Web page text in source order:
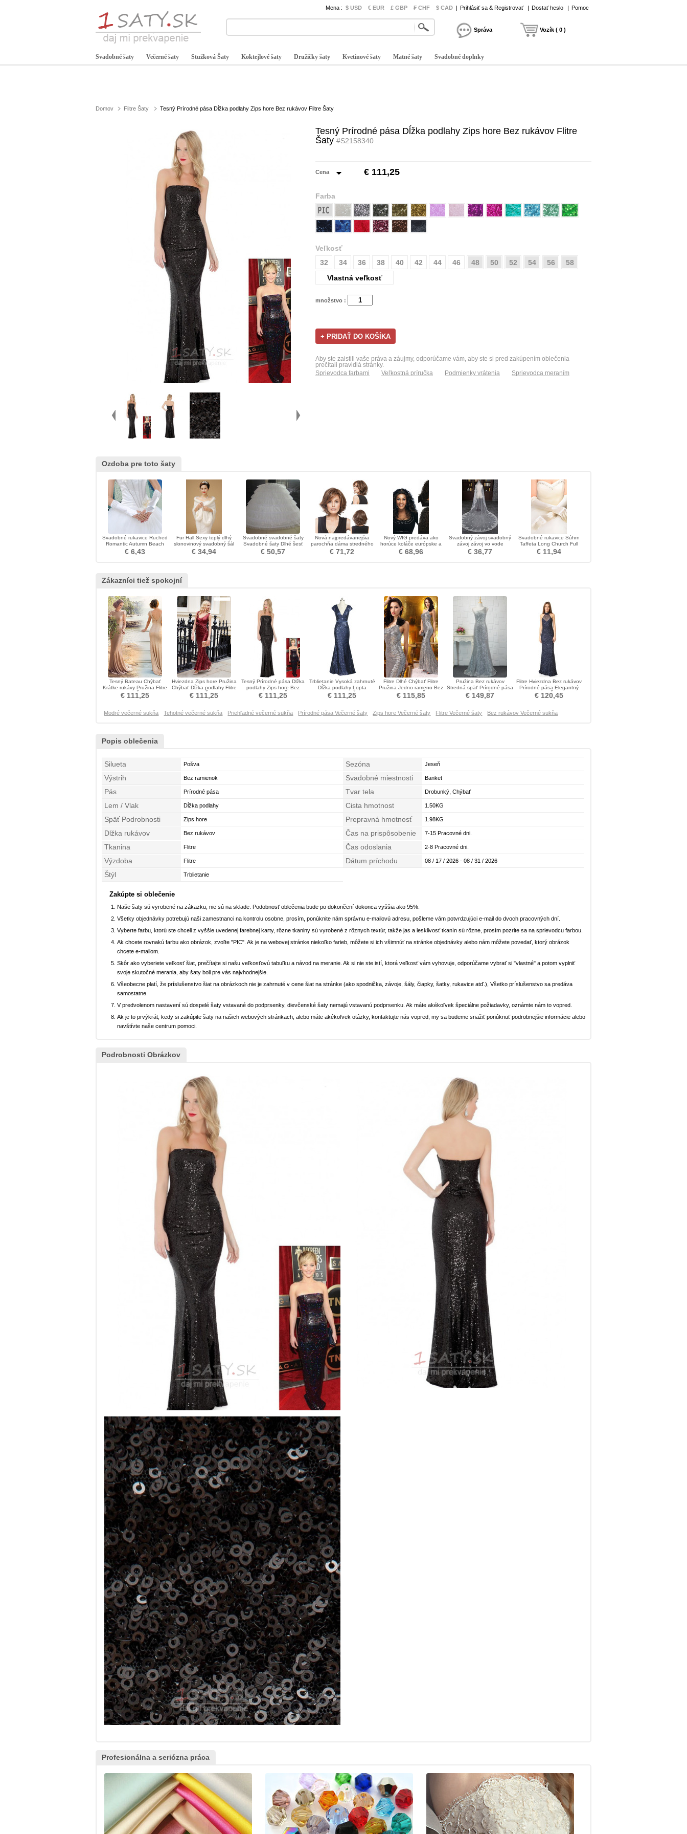
Mena : $ USD € EUR £ GBP ₣ CHF $ CAD | Prihlásiť sa & Registrovať | Dostať heslo | Pomoc
Správa Vozík ( 0 )
Svadobné šaty Večerné šaty Stužková Šaty Koktejlové šaty Družičky šaty Kvetinové šaty Matné šaty Svadobné doplnky
Domov Flitre Šaty Tesný Prírodné pása Dĺžka podlahy Zips hore Bez rukávov Flitre Šaty
Tesný Prírodné pása Dĺžka podlahy Zips hore Bez rukávov Flitre
Šaty #S2158340
Cena € 111,25
Farba
Veľkosť
32
34 36 38 40 42 44 46 48 50 52 54 56
58
Vlastná veľkosť
množstvo :
Aby ste zaistili vaše práva a záujmy, odporúčame vám, aby ste si pred zakúpením oblečenia
prečítali pravidlá stránky.
Sprievodca farbami
Veľkostná príručka Podmienky vrátenia Sprievodca meraním
Ozdoba pre toto šaty
Svadobné rukavice Ruched
Romantic Autumn Beach
Taffeta
€ 6,43
Fur Hall Sexy teplý dlhý
slonovinový svadobný šál
€ 34,94
Svadobné svadobné šaty
Svadobné šaty Dlhé šesť
ráfikov Vintage Elastický
pás
€ 50,57
Nová najpredávanejšia
parochňa dáma stredného
veku s krátkym objemom
chemických vlákien AD
€ 71,72
Nový WIG predáva ako
horúce koláče európske a
americké módne dáma WIG
vlasy
€ 68,96
Svadobný závoj svadobný
závoj závoj vo vode
rozpustný čipkovaný závoj
€ 36,77
Svadobné rukavice Súhrn
Taffeta Long Church Full
Finger Spring
€ 11,94
Zákazníci tiež spokojní
Tesný Bateau Chýbať
Krátke rukávy Pružina Flitre
Flitre Šaty
€ 111,25
Hviezdna Zips hore Pružina
Chýbať Dĺžka podlahy Flitre
Flitre Šaty
€ 111,25
Tesný Prírodné pása Dĺžka
podlahy Zips hore Bez
rukávov Flitre Šaty
€ 111,25
Trblietanie Vysoká zahrnuté
Dĺžka podlahy Lopta
Pružina Flitre Šaty
€ 111,25
Flitre Dlhé Chýbať Flitre
Pružina Jedno rameno Bez
rukávov Flitre Šaty
€ 115,85
Pružina Bez rukávov
Stredná späť Prírodné pása
Flitre Flitre Šaty
€ 149,87
Flitre Hviezdna Bez rukávov
Prírodné pása Elegantný
Flitre Šaty
€ 120,45
Modré večerné sukňa Tehotné večerné sukňa Priehľadné večerné sukňa Prírodné pása Večerné šaty Zips hore Večerné šaty Flitre Večerné šaty Bez rukávov Večerné sukňa
Popis oblečenia
Silueta Pošva Sezóna Jeseň
Výstrih Bez ramienok Svadobné miestnosti Banket
Pás Prírodné pása Tvar tela Drobunký, Chýbať
Lem / Vlak Dĺžka podlahy Cista hmotnost 1.50KG
Späť Podrobnosti Zips hore Prepravná hmotnosť 1.98KG
Dlžka rukávov Bez rukávov Čas na prispôsobenie 7-15 Pracovné dni.
Tkanina Flitre Čas odoslania 2-8 Pracovné dni.
Výzdoba Flitre Dátum príchodu 08 / 17 / 2026 - 08 / 31 / 2026
Štýl Trblietanie
Zakúpte si oblečenie
Naše šaty sú vyrobené na zákazku, nie sú na sklade. Podobnosť oblečenia bude po dokončení dokonca vyššia ako 95%.
Všetky objednávky potrebujú naši zamestnanci na kontrolu osobne, prosím, ponúknite nám správnu e-mailovú adresu, pošleme vám potvrdzujúci e-mail do dvoch pracovných dní.
Vyberte farbu, ktorú ste chceli z vyššie uvedenej farebnej karty, rôzne tkaniny sú vyrobené z rôznych textúr, takže jas a lesklivosť tkanín sú rôzne, prosím pozrite sa na sprievodcu farbou.
Ak chcete rovnakú farbu ako obrázok, zvoľte "PIC". Ak je na webovej stránke niekoľko farieb, môžete si ich všimnúť na stránke objednávky alebo nám môžete povedať, ktorý obrázok
chcete e-mailom.
Skôr ako vyberiete veľkosť šiat, prečítajte si našu veľkosťovú tabuľku a návod na meranie. Ak si nie ste istí, ktorá veľkosť vám vyhovuje, odporúčame vybrať si "vlastné" a potom vyplniť
svoje skutočné merania, aby šaty boli pre vás najvhodnejšie.
Všeobecne platí, že príslušenstvo šiat na obrázkoch nie je zahrnuté v cene šiat na stránke (ako spodnička, závoje, šály, čiapky, šatky, rukavice atď.), Všetko príslušenstvo sa predáva
samostatne.
V predvolenom nastavení sú dospelé šaty vstavané do podprsenky, dievčenské šaty nemajú vstavanú podprsenku. Ak máte akékoľvek špeciálne požiadavky, oznámte nám to vopred.
Ak je to prvýkrát, kedy si zakúpite šaty na našich webových stránkach, alebo máte akékoľvek otázky, kontaktujte nás vopred, my sa budeme snažiť ponúknuť podrobnejšie informácie alebo
navštívte naše centrum pomoci.
Podrobnosti Obrázkov
Profesionálna a seriózna práca